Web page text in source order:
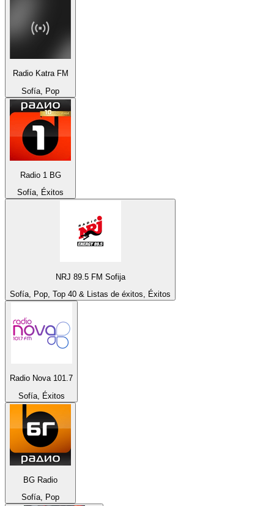
Radio Katra FM
Sofía, Pop
Radio 1 BG
Sofía, Éxitos
NRJ 89.5 FM Sofija
Sofía, Pop, Top 40 & Listas de éxitos, Éxitos
Radio Nova 101.7
Sofía, Éxitos
BG Radio
Sofía, Pop